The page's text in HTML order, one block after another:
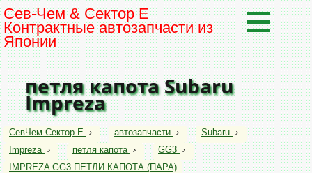
Сев-Чем & Сектор Е
Контрактные автозапчасти из
Японии
петля капота Subaru
Impreza
СевЧем Сектор Е › автозапчасти › Subaru ›
Impreza › петля капота › GG3 ›
IMPREZA GG3 ПЕТЛИ КАПОТА (ПАРА)